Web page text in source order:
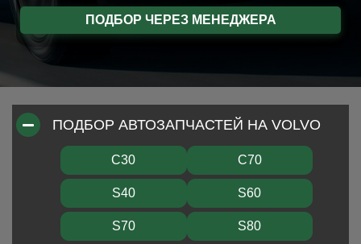
ПОДБОР ЧЕРЕЗ МЕНЕДЖЕРА
ПОДБОР АВТОЗАПЧАСТЕЙ НА VOLVO
C30 C70
S40 S60
S70 S80